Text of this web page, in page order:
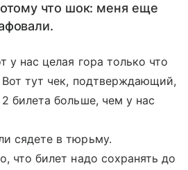
что шок: меня еще
нас целая гора только что
Вот тут чек, подтверждающий,
билета больше, чем у нас
сядете в тюрьму.
что билет надо сохранять до